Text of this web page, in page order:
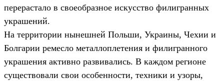
перерастало в своеобразное искусство филигранных
украшений.
На территории нынешней Польши, Украины, Чехии и
Болгарии ремесло металлоплетения и филигранного
украшения активно развивались. В каждом регионе
существовали свои особенности, техники и узоры,